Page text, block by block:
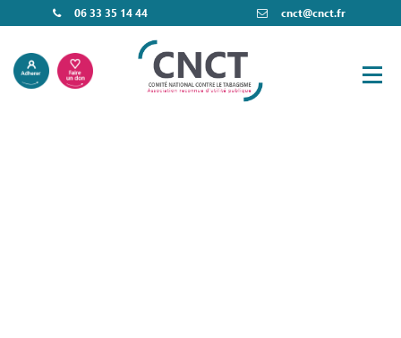
06 33 35 14 44 cnct@cnct.fr